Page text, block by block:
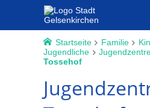
Startseite Familie
Jugendliche
Tossehof